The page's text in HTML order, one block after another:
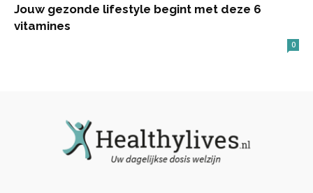
Jouw gezonde lifestyle begint met deze 6
vitamines
0